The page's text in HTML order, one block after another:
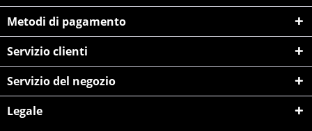
Metodi di pagamento
Servizio clienti
Servizio del negozio
Legale